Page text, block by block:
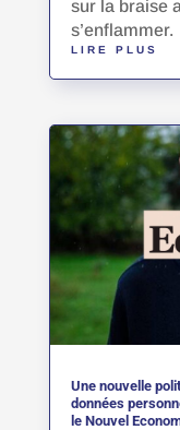
sur la braise
s’enflammer.
LIRE PLUS
Une nouvelle
données
le Nouvel